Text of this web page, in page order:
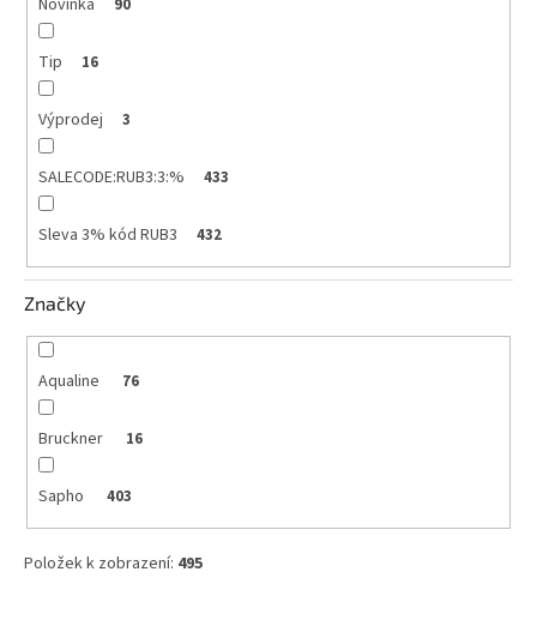
Novinka 90
Tip 16
Výprodej 3
SALECODE:RUB3:3:% 433
Sleva 3% kód RUB3 432
Značky
Aqualine 76
Bruckner 16
Sapho 403
Položek k zobrazení: 495